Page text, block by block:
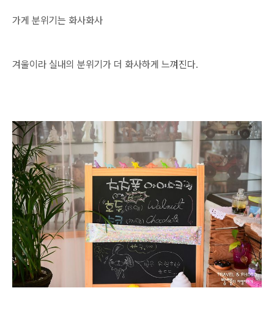
가게 분위기는 화사화사
겨울이라 실내의 분위기가 더 화사하게 느껴진다.